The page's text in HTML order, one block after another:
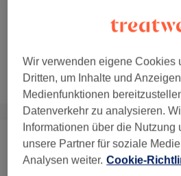
2 weitere passende Services
Nicht gefunden wonach du gesucht
Alle Services
Friseur
Wir verwenden eigene Cookies
Dritten, um Inhalte und
Medienfunktionen
Datenverkehr zu analysieren.
Informationen über die Nutzung
unsere Partner für soziale
Analysen weiter. Cookie-